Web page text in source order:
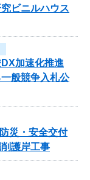
ビニルハウス
加速化推進
般競争入札公
災・安全交付
護岸工事